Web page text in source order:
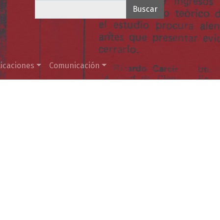
Comunicación